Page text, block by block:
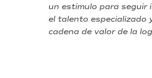
un estímulo para seguir
el talento especializado
cadena de valor de la